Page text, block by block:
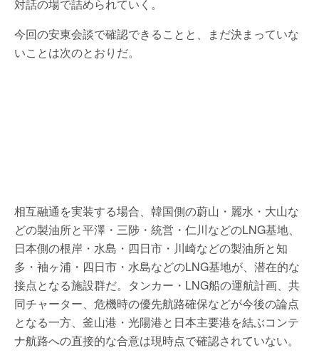
対話の場で詰められていく。
今回の安東会談で確認できることと、まだ決まっていな
いことは次のとおりだ。
相互融通を実装する場合、韓国側の蔚山・麗水・大山な
どの製油所と平澤・三陟・統営・仁川などのLNG基地、
日本側の根岸・水島・四日市・川崎などの製油所と知
多・袖ヶ浦・四日市・水島などのLNG基地が、潜在的な
接点となる施設群だ。タンカー・LNG船の運航計画、共
同チャーター、危機時の優先航路確保などが今後の論点
となる一方、釜山港・光陽港と日本主要港を結ぶコンテ
ナ航路への直接的な合意は現時点で確認されていない。